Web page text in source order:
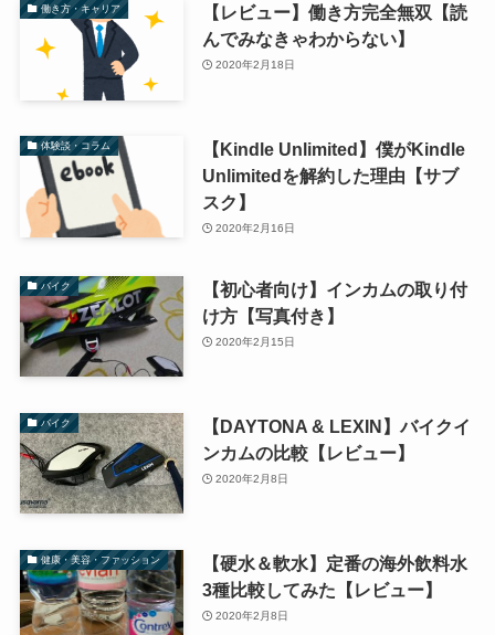
働き方・キャリア
【レビュー】働き方完全無双【読
んでみなきゃわからない】
2020年2月18日
体験談・コラム
【Kindle Unlimited】僕がKindle
Unlimitedを解約した理由【サブ
スク】
2020年2月16日
バイク
【初心者向け】インカムの取り付
け方【写真付き】
2020年2月15日
バイク
【DAYTONA & LEXIN】バイクイ
ンカムの比較【レビュー】
2020年2月8日
健康・美容・ファッション
【硬水＆軟水】定番の海外飲料水
3種比較してみた【レビュー】
2020年2月8日